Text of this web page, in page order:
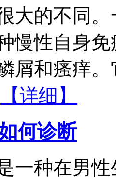
大的不同
慢性自身
屑和瘙痒
【详细】
何诊断
一种在男